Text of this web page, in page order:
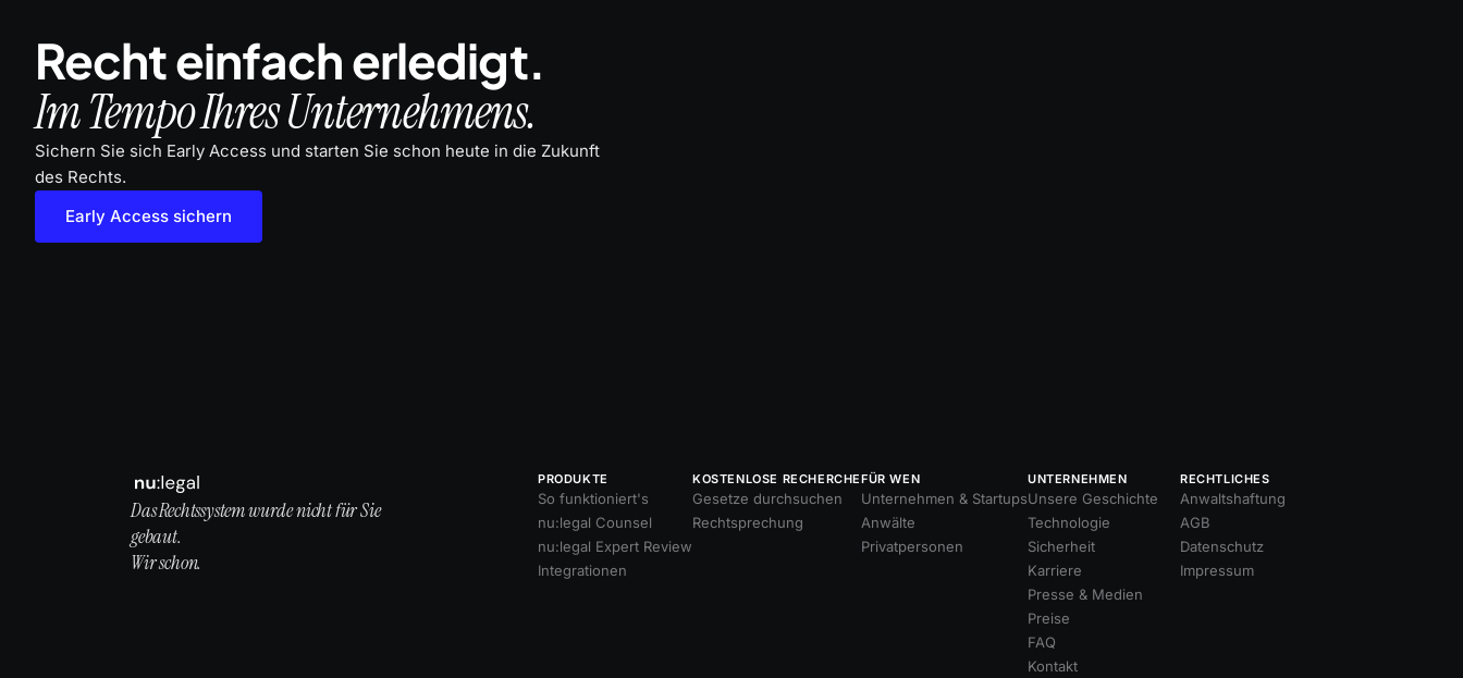
Recht einfach erledigt.
Im Tempo Ihres Unternehmens.
Sichern Sie sich Early Access und starten Sie schon heute in die Zukunft
des Rechts.
Early Access sichern
Das Rechtssystem wurde nicht für Sie
gebaut.
Wir schon.
PRODUKTE
So funktioniert's
nu:legal Counsel
nu:legal Expert Review
Integrationen
KOSTENLOSE RECHERCHE
Gesetze durchsuchen
Rechtsprechung
FÜR WEN
Unternehmen & Startups
Anwälte
Privatpersonen
UNTERNEHMEN
Unsere Geschichte
Technologie
Sicherheit
Karriere
Presse & Medien
Preise
FAQ
Kontakt
RECHTLICHES
Anwaltshaftung
AGB
Datenschutz
Impressum